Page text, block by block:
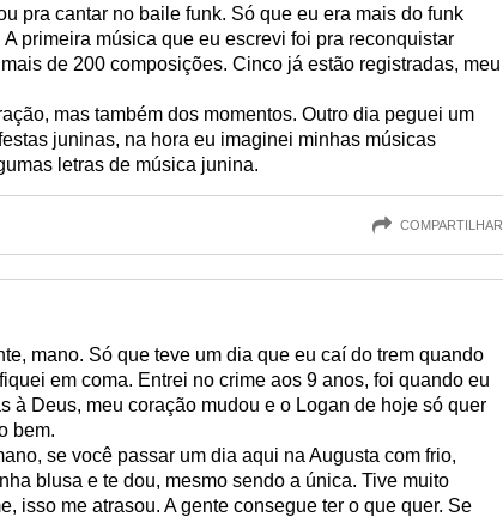
pra cantar no baile funk. Só que eu era mais do funk
primeira música que eu escrevi foi pra reconquistar
de 200 composições. Cinco já estão registradas, meu
mas também dos momentos. Outro dia peguei um
juninas, na hora eu imaginei minhas músicas
letras de música junina.
COMPARTILHAR
mano. Só que teve um dia que eu caí do trem quando
em coma. Entrei no crime aos 9 anos, foi quando eu
à Deus, meu coração mudou e o Logan de hoje só quer
bem.
se você passar um dia aqui na Augusta com frio,
blusa e te dou, mesmo sendo a única. Tive muito
isso me atrasou. A gente consegue ter o que quer. Se